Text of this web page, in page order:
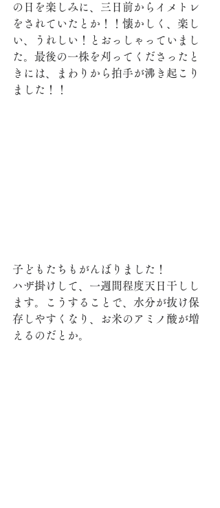
の日を楽しみに、三日前からイメトレ
をされていたとか！！懐かしく、楽し
い、うれしい！とおっしゃっていまし
た。最後の一株を刈ってくださったと
きには、まわりから拍手が沸き起こり
ました！！
子どもたちもがんばりました！
ハザ掛けして、一週間程度天日干しし
ます。こうすることで、水分が抜け保
存しやすくなり、お米のアミノ酸が増
えるのだとか。